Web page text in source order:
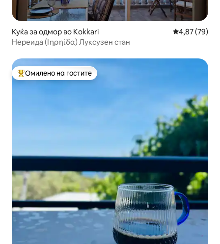
Куќа за одмор во Kokkari Просечна
4,87 (79)
Нереида (Ιηρηίδα) Луксузен стан
Меѓу најуспешните „Омилени на гостите“
Омилено на гостите